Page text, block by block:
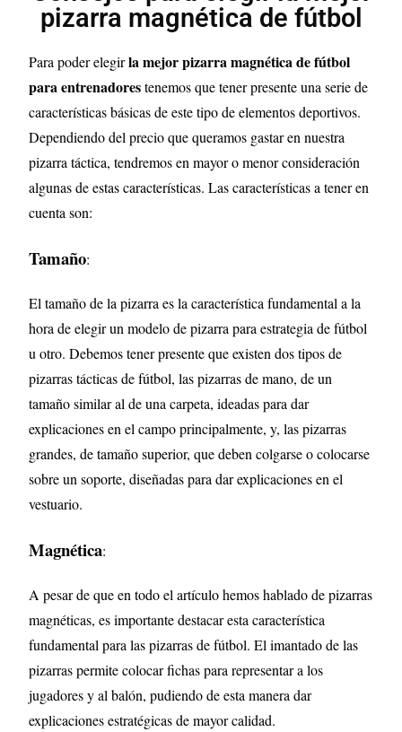
pizarra magnética de fútbol
Para poder elegirla mejor pizarra magnética de fútbol
para entrenadorestenemos que tener presente una serie de
características básicas de este tipo de elementos deportivos.
Dependiendo del precio que queramos gastar en nuestra
pizarra táctica, tendremos en mayor o menor consideración
algunas de estas características. Las características a tener en
cuenta son:
Tamaño:
El tamaño de la pizarra es la característica fundamental a la
hora de elegir un modelo de pizarra para estrategia de fútbol
u otro. Debemos tener presente que existen dos tipos de
pizarras tácticas de fútbol, las pizarras de mano, de un
tamaño similar al de una carpeta, ideadas para dar
explicaciones en el campo principalmente, y, las pizarras
grandes, de tamaño superior, que deben colgarse o colocarse
sobre un soporte, diseñadas para dar explicaciones en el
vestuario.
Magnética:
A pesar de que en todo el artículo hemos hablado de pizarras
magnéticas, es importante destacar esta característica
fundamental para las pizarras de fútbol. El imantado de las
pizarras permite colocar fichas para representar a los
jugadores y al balón, pudiendo de esta manera dar
explicaciones estratégicas de mayor calidad.